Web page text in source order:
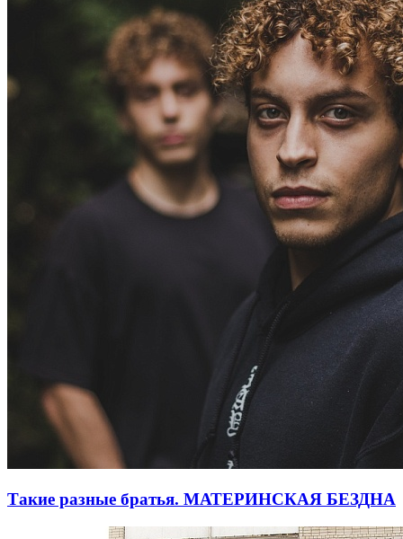
Такие разные братья. МАТЕРИНСКАЯ БЕЗДНА